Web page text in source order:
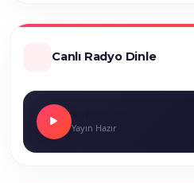
Canlı Radyo Dinle
Yayın Hazır